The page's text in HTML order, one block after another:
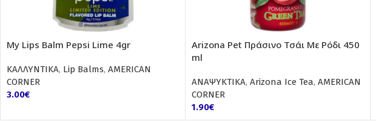
My Lips Balm Pepsi Lime 4gr
ΚΑΛΛΥΝΤΙΚΑ, Lip Balms, AMERICAN
CORNER
3.00€
Arizona Pet Πράσινο Τσάι Με Ρόδι 450
ml
ΑΝΑΨΥΚΤΙΚΑ, Arizona Ice Tea, AMERICAN
CORNER
1.90€